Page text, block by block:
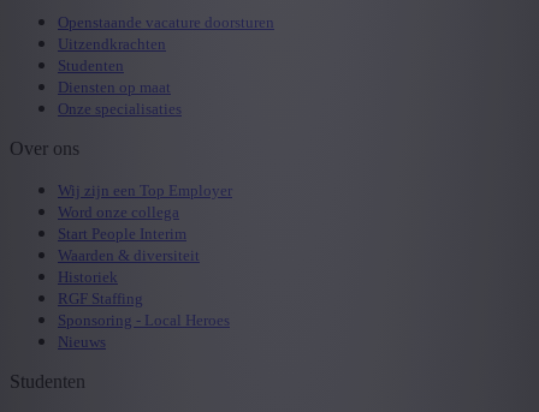
Openstaande vacature doorsturen
Uitzendkrachten
Studenten
Diensten op maat
Onze specialisaties
Over ons
Wij zijn een Top Employer
Word onze collega
Start People Interim
Waarden & diversiteit
Historiek
RGF Staffing
Sponsoring - Local Heroes
Nieuws
Studenten